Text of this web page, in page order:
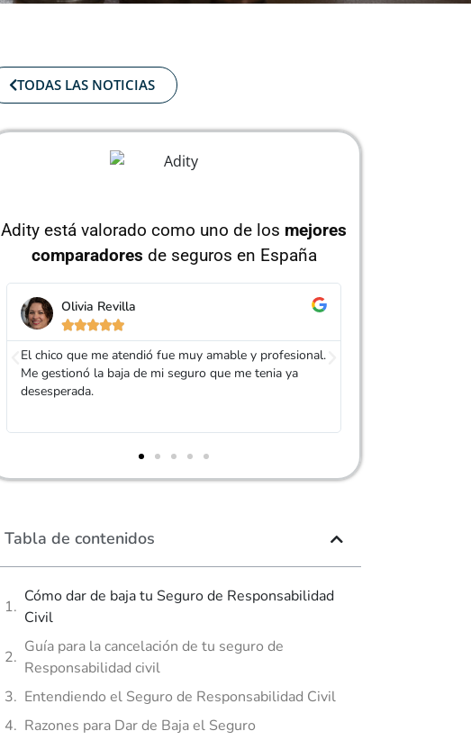
TODAS LAS NOTICIAS
Adity está valorado como uno de los mejores
comparadores de seguros en España
Gracias Adity por darme de baja mi seguro y conseguir
un seguro mucho más barato que el anterior.
Tabla de contenidos
Cómo dar de baja tu Seguro de Responsabilidad
Civil
Guía para la cancelación de tu seguro de
Responsabilidad civil
Entendiendo el Seguro de Responsabilidad Civil
Razones para Dar de Baja el Seguro